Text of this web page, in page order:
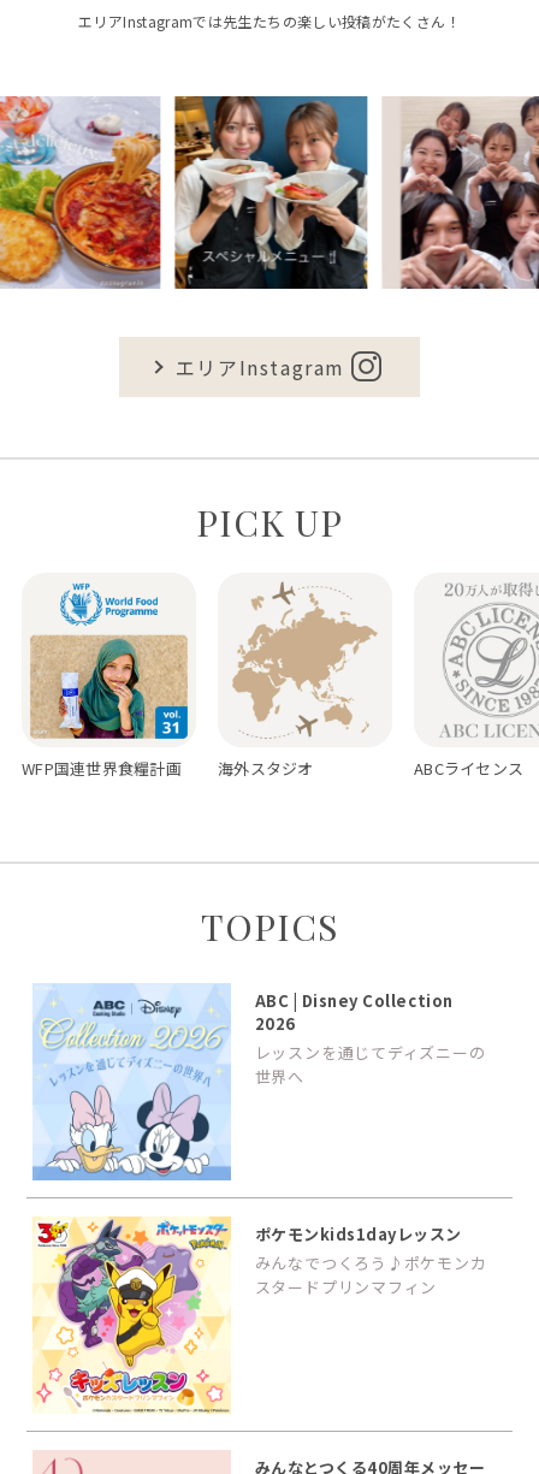
エリアInstagramでは先生たちの楽しい投稿がたくさん！
エリアInstagram
PICK UP
WFP国連世界食糧計画 海外スタジオ ABCライセンス
TOPICS
ABC | Disney Collection
2026
レッスンを通じてディズニーの
世界へ
ポケモンkids1dayレッスン
みんなでつくろう♪ポケモンカ
スタードプリンマフィン
みんなとつくる40周年メッセー